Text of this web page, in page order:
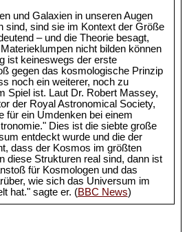
und Galaxien in unseren Augen
sind, sind sie im Kontext der Größe
– und die Theorie besagt,
nicht bilden können
ist keineswegs der erste
gegen das kosmologische Prinzip
noch ein weiterer, noch zu
Spiel ist. Laut Dr. Robert Massey,
der Royal Astronomical Society,
für ein Umdenken bei einem
Dies ist die siebte große
entdeckt wurde und die der
dass der Kosmos im größten
diese Strukturen real sind, dann ist
für Kosmologen und das
wie sich das Universum im
hat." sagte er. (BBC News)